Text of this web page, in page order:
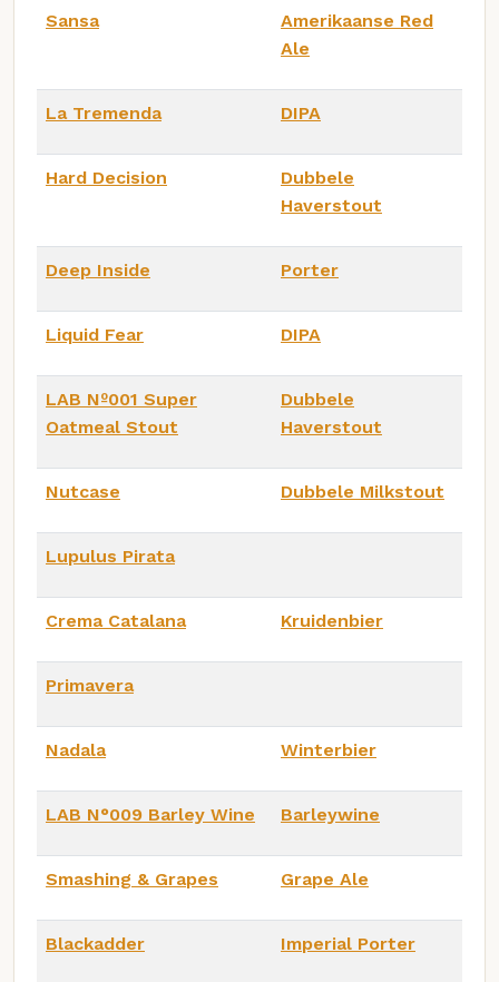
Sansa
Amerikaanse Red
Ale
La Tremenda DIPA
Hard Decision
Dubbele
Haverstout
Deep Inside Porter
Liquid Fear DIPA
LAB Nº001 Super
Oatmeal Stout
Dubbele
Haverstout
Nutcase Dubbele Milkstout
Lupulus Pirata
Crema Catalana Kruidenbier
Primavera
Nadala Winterbier
LAB N°009 Barley Wine Barleywine
Smashing & Grapes Grape Ale
Blackadder Imperial Porter